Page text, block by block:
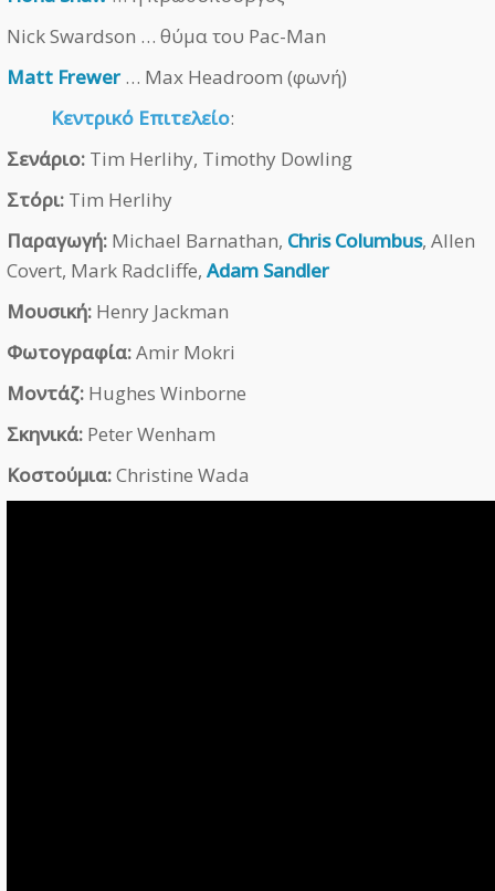
Nick Swardson … θύμα του Pac-Man
Matt Frewer … Max Headroom (φωνή)
Κεντρικό Επιτελείο:
Σενάριο: Tim Herlihy, Timothy Dowling
Στόρι: Tim Herlihy
Παραγωγή: Michael Barnathan, Chris Columbus, Allen
Covert, Mark Radcliffe, Adam Sandler
Μουσική: Henry Jackman
Φωτογραφία:Amir Mokri
Μοντάζ: Hughes Winborne
Σκηνικά: Peter Wenham
Κοστούμια:Christine Wada